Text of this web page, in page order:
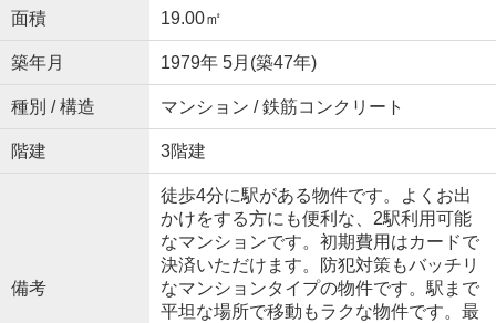
面積 19.00㎡
築年月 1979年 5月(築47年)
種別 / 構造 マンション / 鉄筋コンクリート
階建 3階建
備考
徒歩4分に駅がある物件です。よくお出
かけをする方にも便利な、2駅利用可能
なマンションです。初期費用はカードで
決済いただけます。防犯対策もバッチリ
なマンションタイプの物件です。駅まで
平坦な場所で移動もラクな物件です。最